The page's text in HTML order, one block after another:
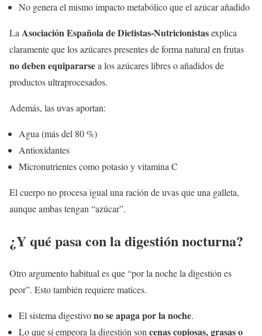
No genera el mismo impacto metabólico que el azúcar añadido
LaAsociación Española de Dietistas-Nutricionistasexplica
claramente que los azúcares presentes de forma natural en frutas
no deben equipararsea los azúcares libres o añadidos de
productos ultraprocesados.
Además, las uvas aportan:
Agua (más del 80 %)
Antioxidantes
Micronutrientes como potasio y vitamina C
El cuerpo no procesa igual una ración de uvas que una galleta,
aunque ambas tengan “azúcar”.
¿Y qué pasa con la digestión nocturna?
Otro argumento habitual es que “por la noche la digestión es
peor”. Esto también requiere matices.
El sistema digestivono se apaga por la noche.
Lo que sí empeora la digestión son cenas copiosas, grasas o